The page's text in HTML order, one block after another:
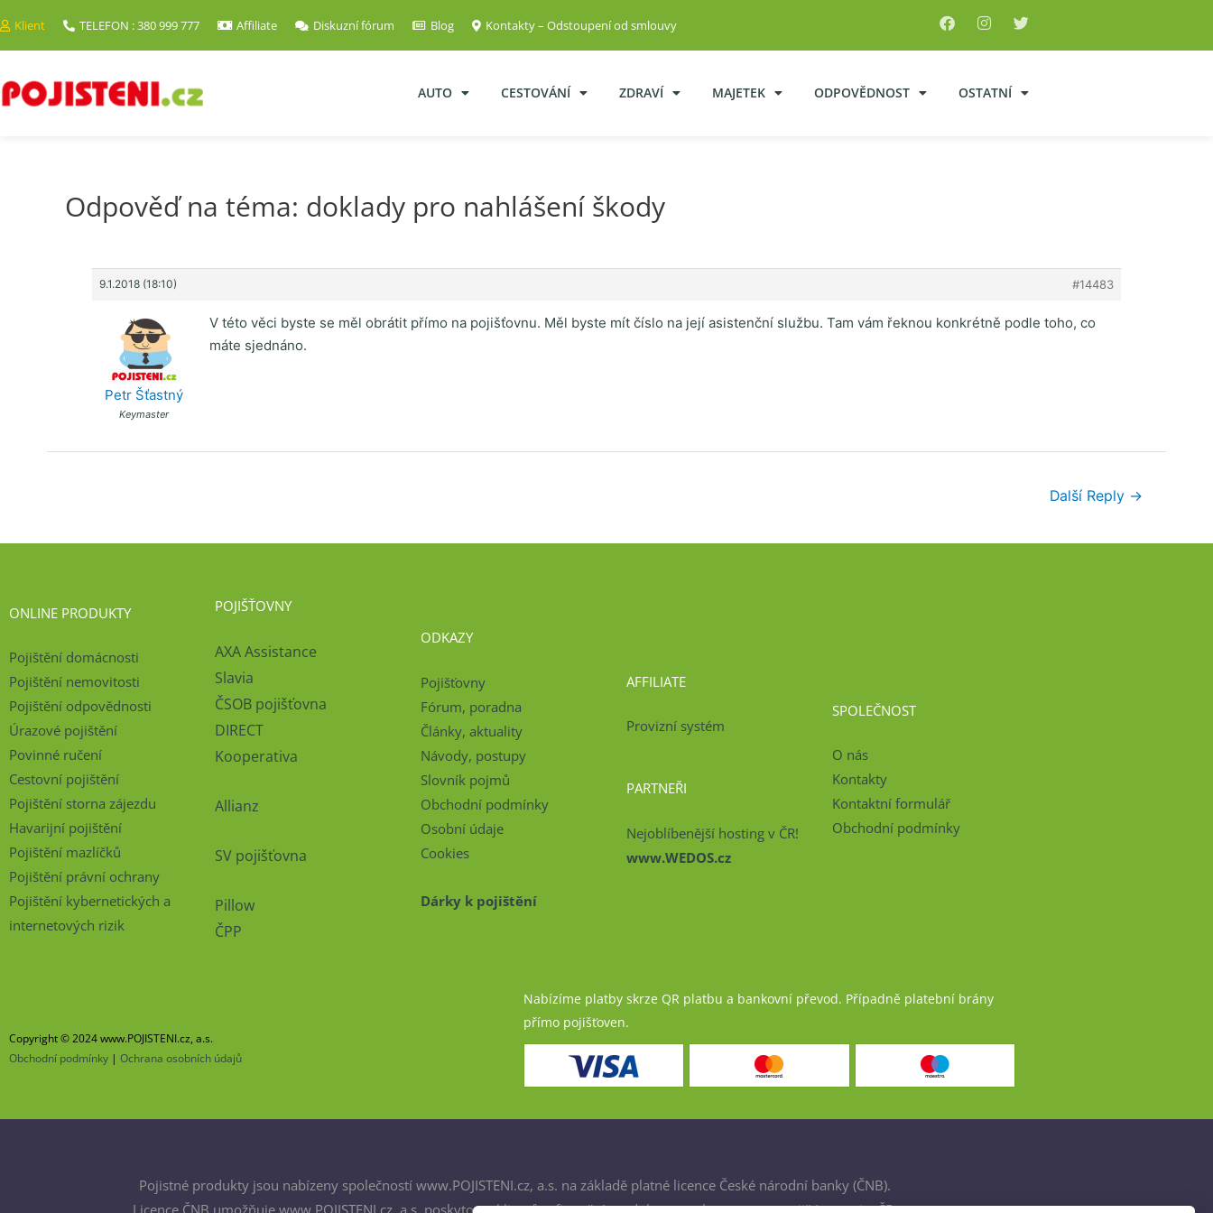
Klient TELEFON : 380 999 777 Affiliate Diskuzní fórum Blog Kontakty – Odstoupení od smlouvy
AUTO CESTOVÁNÍ ZDRAVÍ MAJETEK ODPOVĚDNOST OSTATNÍ
Odpověď na téma: doklady pro nahlášení škody
9.1.2018 (18:10) #14483
Petr Šťastný
Keymaster
V této věci byste se měl obrátit přímo na pojišťovnu. Měl byste mít číslo na její asistenční službu. Tam vám řeknou konkrétně podle toho, co
máte sjednáno.
Další Reply →
ONLINE PRODUKTY
Pojištění domácnosti
Pojištění nemovitosti
Pojištění odpovědnosti
Úrazové pojištění
Povinné ručení
Cestovní pojištění
Pojištění storna zájezdu
Havarijní pojištění
Pojištění mazlíčků
Pojištění právní ochrany
Pojištění kybernetických a
internetových rizik
POJIŠŤOVNY
AXA Assistance
Slavia
ČSOB pojišťovna
DIRECT
Kooperativa
Allianz
SV pojišťovna
Pillow
ČPP
ODKAZY
Pojišťovny
Fórum, poradna
Články, aktuality
Návody, postupy
Slovník pojmů
Obchodní podmínky
Osobní údaje
Cookies
Dárky k pojištění
AFFILIATE
Provizní systém
PARTNEŘI
Nejoblíbenější hosting v ČR!
www.WEDOS.cz
SPOLEČNOST
O nás
Kontakty
Kontaktní formulář
Obchodní podmínky
Copyright © 2024 www.POJISTENI.cz, a.s.
Obchodní podmínky | Ochrana osobních údajů
Nabízíme platby skrze QR platbu a bankovní převod. Případně platební brány
přímo pojišťoven.
Pojistné produkty jsou nabízeny společností www.POJISTENI.cz, a.s. na základě platné licence České národní banky (ČNB).
Licence ČNB umožňuje www.POJISTENI.cz, a.s. poskytovat klientům finanční produkty a spolupracovat s pojišťovnami v ČR.